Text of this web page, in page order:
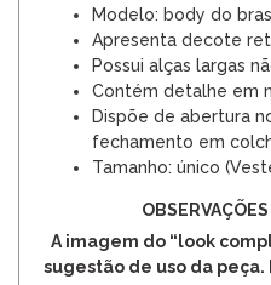
Modelo: body do
Apresenta decote
Possui alças largas
Contém detalhe em
Dispõe de abertura
fechamento em
Tamanho: único
A imagem do “look
sugestão de uso da peça.